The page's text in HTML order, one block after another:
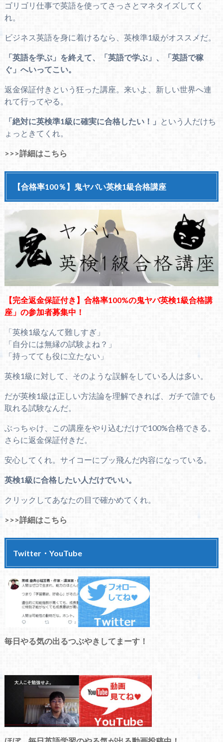
ゴリゴリ仕事で英語を使ってさっさとマネタイズしてく
れ。
ビジネス英語を身に着けるなら、英検準1級がオススメだ。
「英語を学ぶ」を終えて、「英語で学ぶ」、「英語で稼
ぐ」へいってこい。
返金保証付きという狂った講座。来いよ、新しい世界へ連
れて行ってやる。
「絶対に英検準1級に確実に合格したい！」 という人だけち
ょっときてくれ。
>>>詳細はこちら
【合格率100％】鬼ヤバい英検1級合格講座
【完全返金保証付き】合格率100%の鬼ヤバ英検1級合格講
座」の参加者募集中！
「英検1級なんて難しすぎ」
「自分には無縁の試験よね？」
「持ってても役に立たない」
英検1級に対して、そのような誤解をしている人は多い。
だが英検1級は正しい方法論を理解できれば、ガチで誰でも
取れる試験なんだ。
ぶっちゃけ、この講座をやり込むだけで100%合格できる。
さらに返金保証付きだ。
安心してくれ。サイコーにブッ飛んだ内容になっている。
英検1級に合格したい人だけでいい。
クリックしてあなたの目で確かめてくれ。
>>>詳細はこちら
Twitter・YouTube
毎日やる気の出るつぶやきしてまーす！